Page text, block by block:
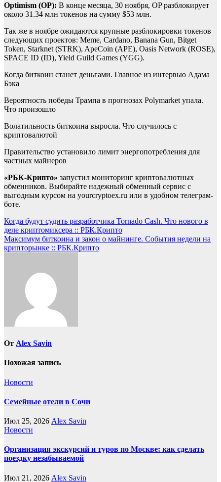
Optimism (OP): В конце месяца, 30 ноября, OP разблокирует
около 31.34 млн токенов на сумму $53 млн.
Так же в ноябре ожидаются крупные разблокировки токенов
следующих проектов: Meme, Cardano, Banana Gun, Bitget
Token, Starknet (STRK), ApeCoin (APE), Oasis Network (ROSE),
SPACE ID (ID), Yield Guild Games (YGG).
Когда биткоин станет деньгами. Главное из интервью Адама
Бэка
Вероятность победы Трампа в прогнозах Polymarket упала.
Что произошло
Волатильность биткоина выросла. Что случилось с
криптовалютой
Правительство установило лимит энергопотребления для
частных майнеров
«РБК-Крипто» запустил мониторинг криптовалютных
обменников. Выбирайте надежный обменный сервис с
выгодным курсом на yourcryptoex.ru или в удобном телеграм-
боте.
Навигация
по
записям
Когда будут судить разработчика Tornado Cash. Что нового в
деле криптомиксера :: РБК.Крипто
Максимум биткоина и закон о майнинге. События недели на
крипторынке :: РБК.Крипто
От Alex Savin
Похожая запись
Новости
Семейные отели в Сочи
Июл 25, 2026 Alex Savin
Новости
Организация экскурсий и туров по Москве: как сделать
поездку незабываемой
Июл 21, 2026 Alex Savin